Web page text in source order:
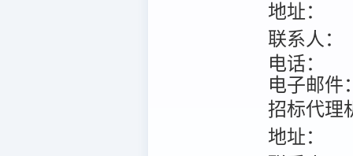
地址：
联系人：
电话：
电子邮件
招标代理
地址：